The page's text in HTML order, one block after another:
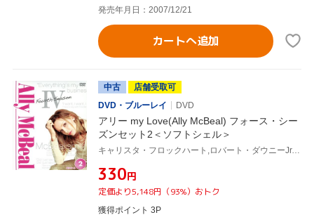
発売年月日：2007/12/21
カートへ追加
中古
店舗受取可
DVD・ブルーレイ
DVD
アリー my Love(Ally McBeal) フォース・シー
ズンセット2＜ソフトシェル＞
キャリスタ・フロックハート,ロバート・ダウニーJr.,グレッグ・ジャーマン,ピーター・マクニコル,ジェーン・クラコフスキー,デヴィッド・E.ケリー(製作総指揮)
¥330円
定価より5,148円（93%）おトク
獲得ポイント 3P